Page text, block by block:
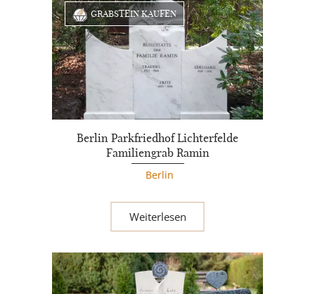
GRABSTEIN KAUFEN
Berlin Parkfriedhof Lichterfelde
Familiengrab Ramin
Berlin
Weiterlesen